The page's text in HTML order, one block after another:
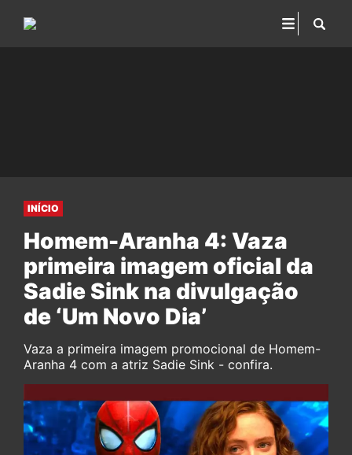
INÍCIO
Homem-Aranha 4: Vaza
primeira imagem oficial da
Sadie Sink na divulgação
de ‘Um Novo Dia’
Vaza a primeira imagem promocional de Homem-
Aranha 4 com a atriz Sadie Sink - confira.